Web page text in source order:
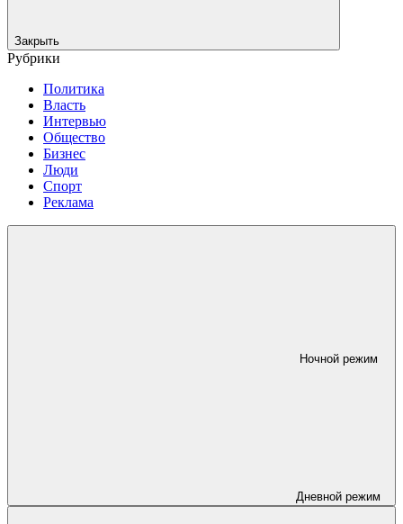
Закрыть
Рубрики
Политика
Власть
Интервью
Общество
Бизнес
Люди
Спорт
Реклама
Ночной режим
Дневной режим